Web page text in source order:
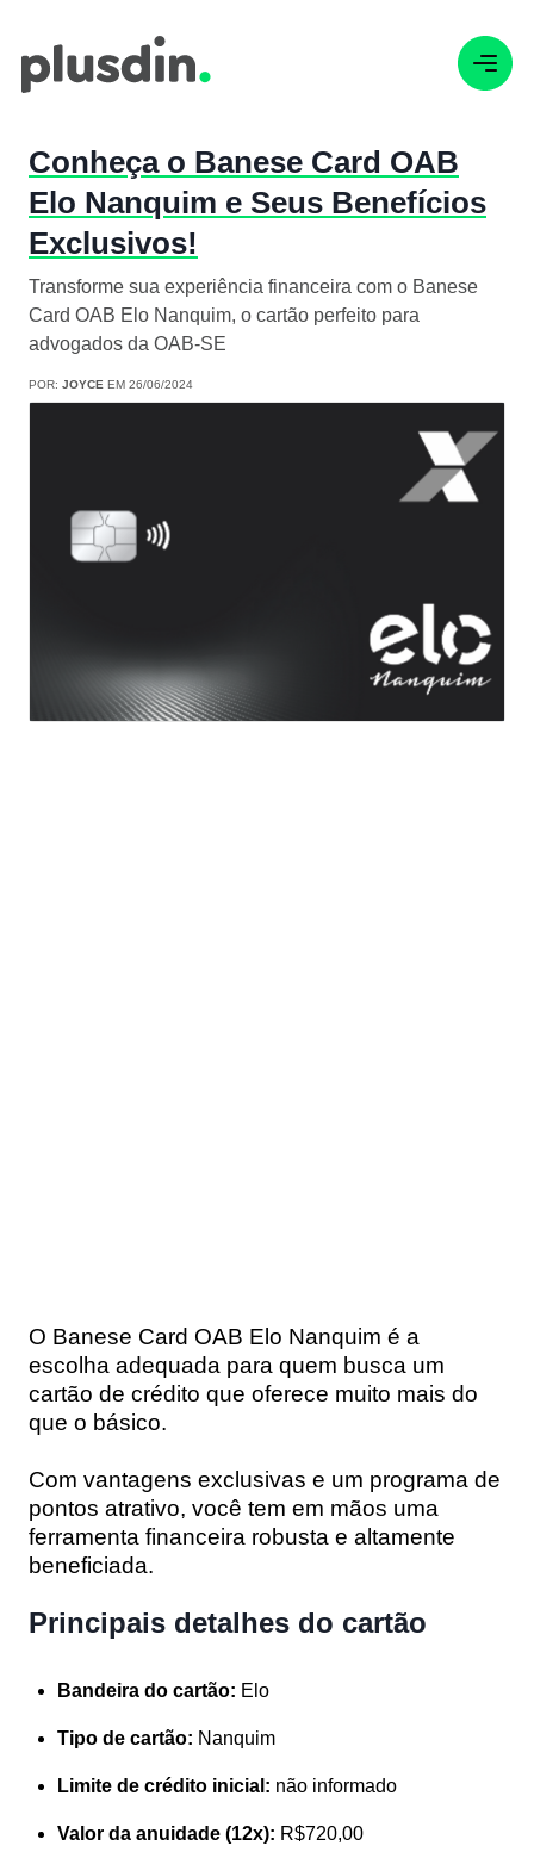
Conheça o Banese Card OAB
Elo Nanquim e Seus Benefícios
Exclusivos!
Transforme sua experiência financeira com o Banese
Card OAB Elo Nanquim, o cartão perfeito para
advogados da OAB-SE
POR: JOYCE EM 26/06/2024
O Banese Card OAB Elo Nanquim é a
escolha adequada para quem busca um
cartão de crédito que oferece muito mais do
que o básico.
Com vantagens exclusivas e um programa de
pontos atrativo, você tem em mãos uma
ferramenta financeira robusta e altamente
beneficiada.
Principais detalhes do cartão
Bandeira do cartão: Elo
Tipo de cartão: Nanquim
Limite de crédito inicial: não informado
Valor da anuidade (12x): R$720,00